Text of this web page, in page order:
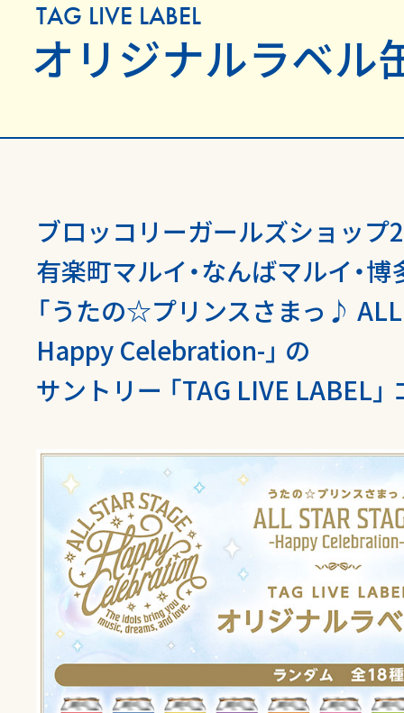
TAG LIVE LABEL
オリジナルラベル
ブロッコリーガールズショップ
有楽町マルイ・なんばマルイ・
「うたの☆プリンスさまっ♪ ALL
Happy Celebration-」 の
サントリー 「TAG LIVE LABEL」